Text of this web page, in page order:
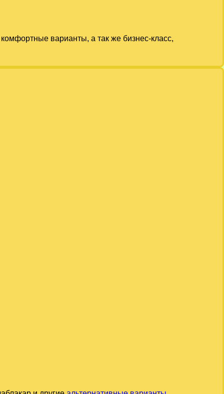
варианты, а так же бизнес-класс,